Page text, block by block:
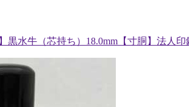
黒水牛（芯持ち）18.0mm【寸胴】法人印